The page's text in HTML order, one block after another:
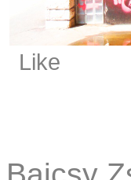
Like